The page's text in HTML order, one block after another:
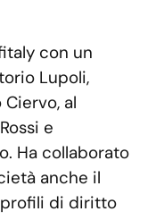
con un
Lupoli,
al
e
Ha collaborato
anche il
profili di diritto